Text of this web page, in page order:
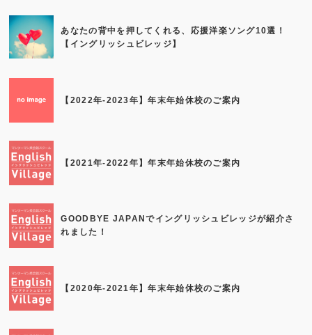
あなたの背中を押してくれる、応援洋楽ソング10選！
【イングリッシュビレッジ】
【2022年-2023年】年末年始休校のご案内
【2021年-2022年】年末年始休校のご案内
GOODBYE JAPANでイングリッシュビレッジが紹介さ
れました！
【2020年-2021年】年末年始休校のご案内